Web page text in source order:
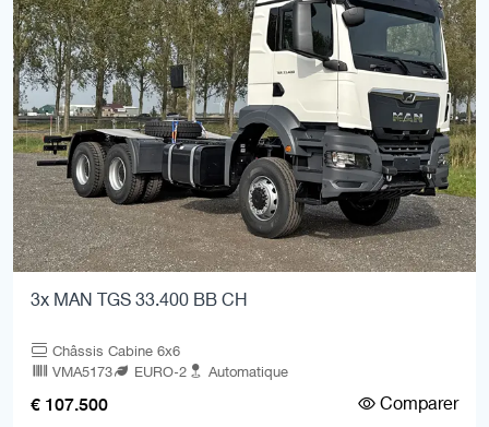
3x MAN TGS 33.400 BB CH
Châssis Cabine 6x6
VMA5173
EURO-2 Automatique
€ 107.500 Comparer